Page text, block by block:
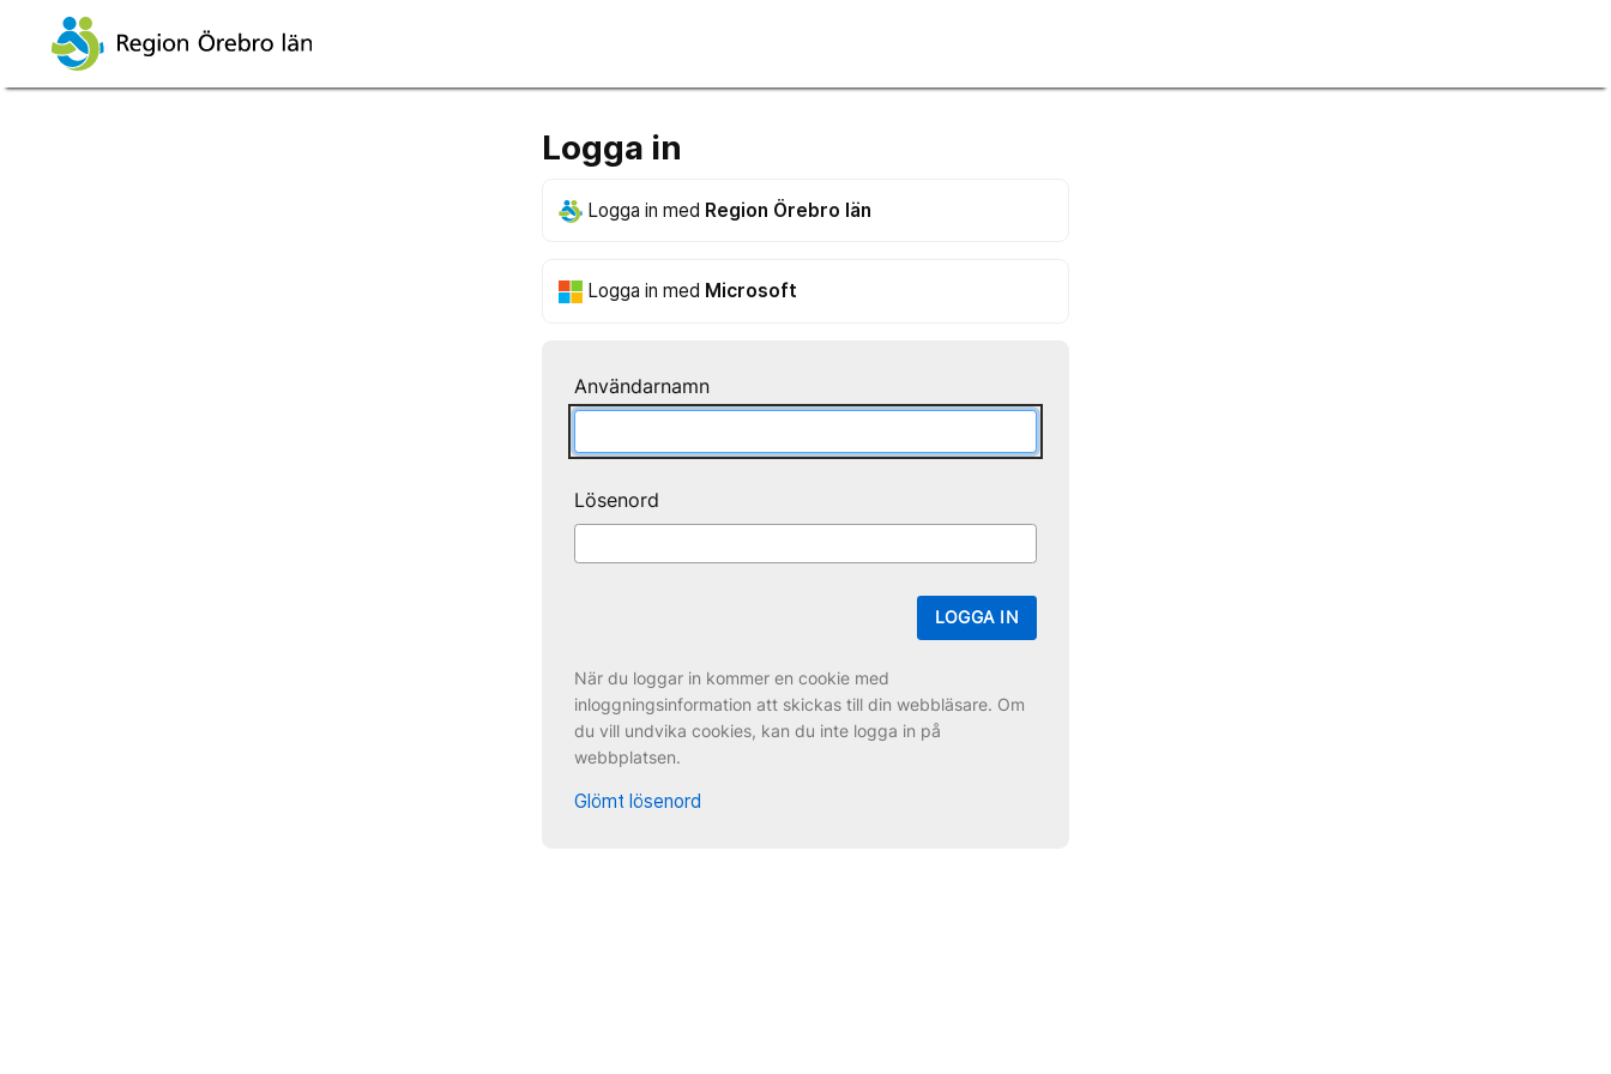
Logga in
Logga in med Region Örebro län
Logga in med Microsoft
Användarnamn
Lösenord
LOGGA IN
När du loggar in kommer en cookie med
inloggningsinformation att skickas till din webbläsare. Om
du vill undvika cookies, kan du inte logga in på
webbplatsen.
Glömt lösenord